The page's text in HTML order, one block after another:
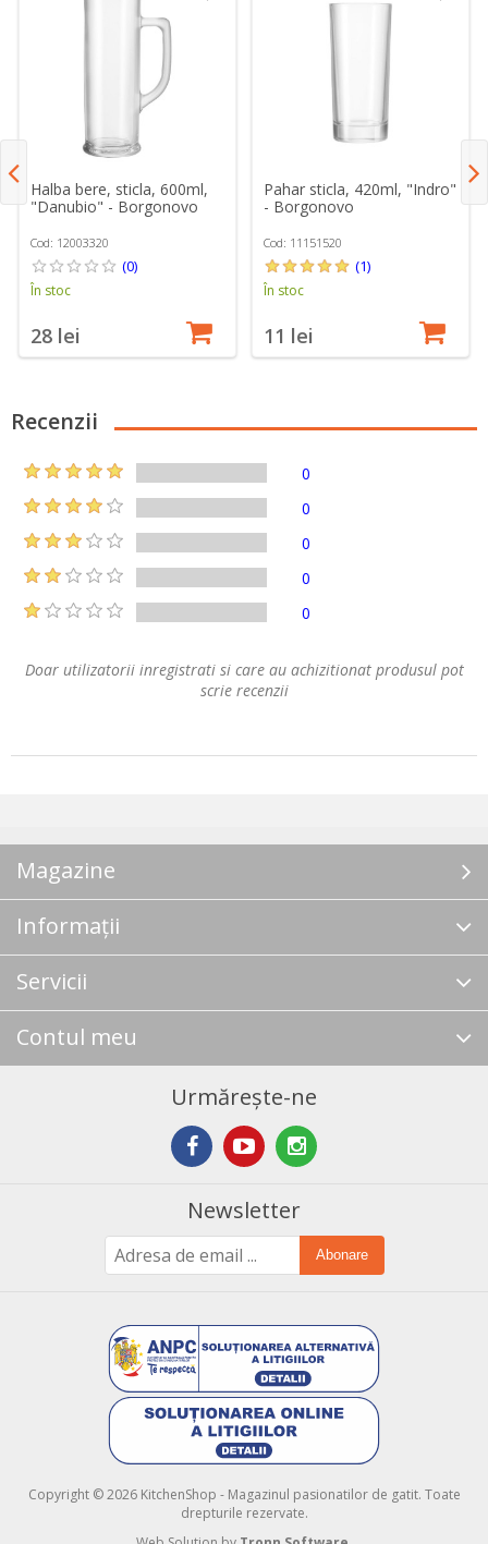
Halba bere, sticla, 600ml,
"Danubio" - Borgonovo
Cod: 12003320
(0)
În stoc
28 lei
Pahar sticla, 420ml, "Indro"
- Borgonovo
Cod: 11151520
(1)
În stoc
11 lei
Recenzii
0
0
0
0
0
Doar utilizatorii inregistrati si care au achizitionat produsul pot
scrie recenzii
Magazine
Informații
Servicii
Contul meu
Urmărește-ne
Newsletter
Abonare
Copyright © 2026 KitchenShop - Magazinul pasionatilor de gatit. Toate
drepturile rezervate.